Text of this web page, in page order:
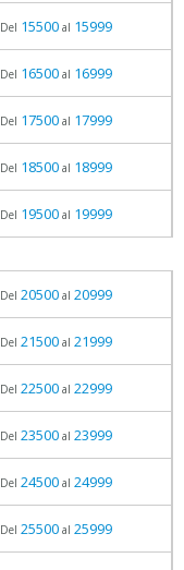
Del 15500al 15999
Del 16500al 16999
Del 17500al 17999
Del 18500al 18999
Del 19500al 19999
Del 20500al 20999
Del 21500al 21999
Del 22500al 22999
Del 23500al 23999
Del 24500al 24999
Del 25500al 25999